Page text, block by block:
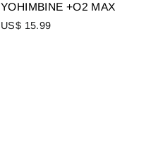
YOHIMBINE +O2 MAX
US$ 15.99